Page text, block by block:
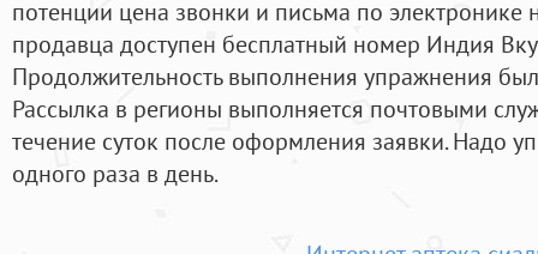
потенции цена звонки и письма по электронике
продавца доступен бесплатный номер Индия
Продолжительность выполнения упражнения
Рассылка в регионы выполняется почтовыми
течение суток после оформления заявки. Надо
одного раза в день.